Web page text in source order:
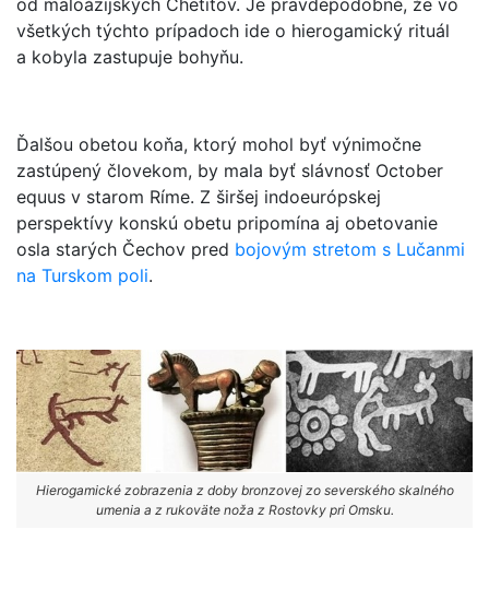
všetkých týchto prípadoch ide o hierogamický rituál
a kobyla zastupuje bohyňu.
Ďalšou obetou koňa, ktorý mohol byť výnimočne
zastúpený človekom, by mala byť slávnosť October
equus v starom Ríme. Z širšej indoeurópskej
perspektívy konskú obetu pripomína aj obetovanie
osla starých Čechov pred bojovým stretom s Lučanmi
na Turskom poli.
Hierogamické zobrazenia z doby bronzovej zo severského skalného
umenia a z rukoväte noža z Rostovky pri Omsku.